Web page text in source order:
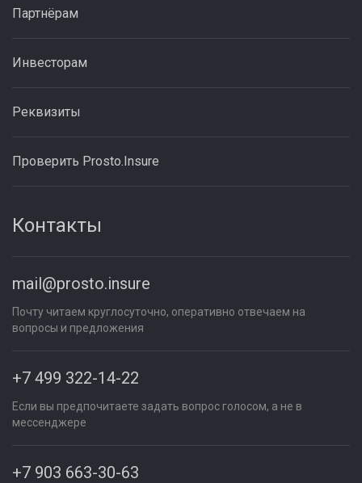
Партнёрам
Инвесторам
Реквизиты
Проверить Prosto.Insure
Контакты
mail@prosto.insure
Почту читаем круглосуточно, оперативно отвечаем на
вопросы и предложения
+7 499 322-14-22
Если вы предпочитаете задать вопрос голосом, а не в
мессенджере
+7 903 663-30-63